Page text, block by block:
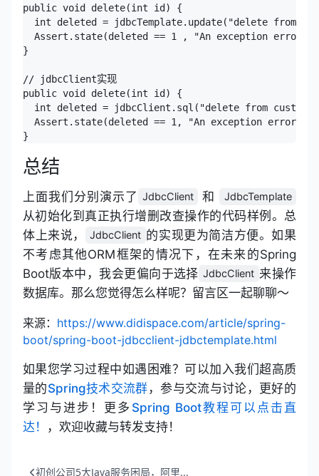
public void delete(int id) {
int deleted = jdbcTemplate.update("delete from
Assert.state(deleted == 1 , "An exception error
}
// jdbcClient实现
public void delete(int id) {
int deleted = jdbcClient.sql("delete from
Assert.state(deleted == 1, "An exception error
总结
上面我们分别演示了 JdbcClient 和 JdbcTemplate
从初始化到真正执行增删改查操作的代码样例。总
体上来说，
JdbcClient 的实现更为简洁方便。如果
不考虑其他ORM框架的情况下，在未来的Spring
Boot版本中，我会更偏向于选择 JdbcClient 来操作
数据库。那么您觉得怎么样呢？留言区一起聊聊～
来源： https://www.didispace.com/article/spring-
boot/spring-boot-jdbcclient-jdbctemplate.html
如果您学习过程中如遇困难？可以加入我们超高质
量的Spring技术交流群open in new window
，参与交流与讨论，更好的
学习与进步！更多 Spring Boot教程可以点击直
达！
open in new window
，欢迎收藏与转发支持！
初创公司5大Java服务困局，阿里...